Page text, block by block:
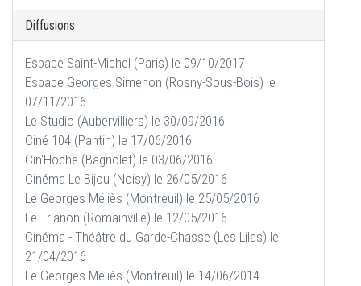
Diffusions
Espace Saint-Michel (Paris) le 09/10/2017
Espace Georges Simenon (Rosny-Sous-Bois) le
07/11/2016
Le Studio (Aubervilliers) le 30/09/2016
Ciné 104 (Pantin) le 17/06/2016
Cin'Hoche (Bagnolet) le 03/06/2016
Cinéma Le Bijou (Noisy) le 26/05/2016
Le Georges Méliès (Montreuil) le 25/05/2016
Le Trianon (Romainville) le 12/05/2016
Cinéma - Théâtre du Garde-Chasse (Les Lilas) le
21/04/2016
Le Georges Méliès (Montreuil) le 14/06/2014